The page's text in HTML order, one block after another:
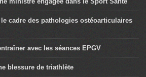
cadre des pathologies ostéoarticulaires
avec les séances EPGV
blessure de triathlète